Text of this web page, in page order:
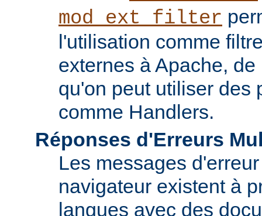
mod_ext_filter
l'utilisation comme
externes à Apache,
qu'on peut utiliser des
comme Handlers.
Réponses d'Erreurs
Les messages
navigateur existent à
langues avec des